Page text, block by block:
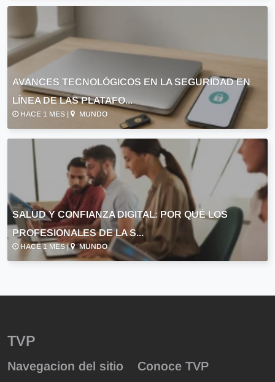
AVANCES TECNOLÓGICOS EN LA SEGURIDAD EN
LÍNEA DE LAS PLATAFO...
HACE 1 MES | MUNDO
SALUD Y CONFIANZA DIGITAL: POR QUÉ LOS
PROFESIONALES DE LA S...
HACE 1 MES | MUNDO
TVP
Navegacion del sitio Conoce TVP